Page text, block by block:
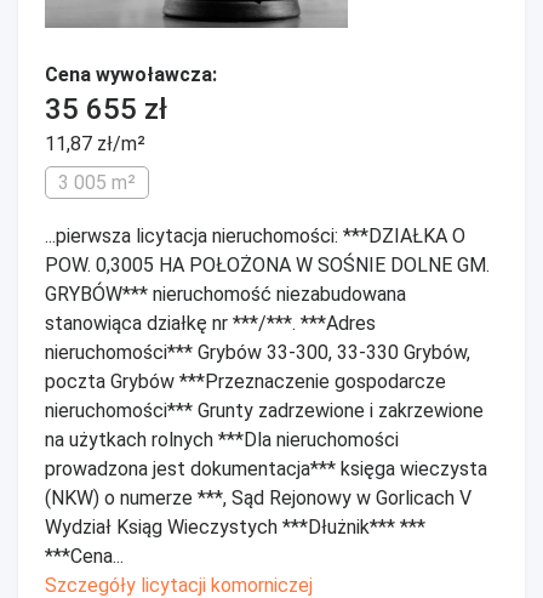
Cena wywoławcza:
35 655 zł
11,87 zł/m²
3 005 m²
...pierwsza licytacja nieruchomości: ***DZIAŁKA O
POW. 0,3005 HA POŁOŻONA W SOŚNIE DOLNE GM.
GRYBÓW*** nieruchomość niezabudowana
stanowiąca działkę nr ***/***. ***Adres
nieruchomości*** Grybów 33-300, 33-330 Grybów,
poczta Grybów ***Przeznaczenie gospodarcze
nieruchomości*** Grunty zadrzewione i zakrzewione
na użytkach rolnych ***Dla nieruchomości
prowadzona jest dokumentacja*** księga wieczysta
(NKW) o numerze ***, Sąd Rejonowy w Gorlicach V
Wydział Ksiąg Wieczystych ***Dłużnik*** ***
***Cena...
Szczegóły licytacji komorniczej